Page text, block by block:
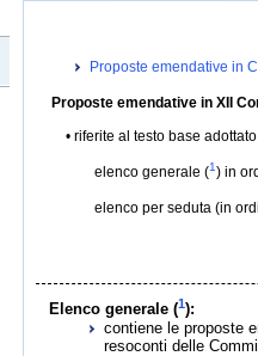
Proposte emendative in
Proposte emendative in XII
riferite al testo base
elenco generale (1) in
elenco per seduta (in
Elenco generale (1):
contiene le proposte
resoconti delle